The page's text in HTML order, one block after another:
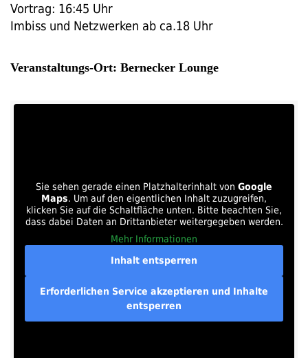
Vortrag: 16:45 Uhr
Imbiss und Netzwerken ab ca.18 Uhr
Veranstaltungs-Ort: Bernecker Lounge
Sie sehen gerade einen Platzhalterinhalt von Google
Maps. Um auf den eigentlichen Inhalt zuzugreifen,
klicken Sie auf die Schaltfläche unten. Bitte beachten Sie,
dass dabei Daten an Drittanbieter weitergegeben werden.
Mehr Informationen
Inhalt entsperren
Erforderlichen Service akzeptieren und Inhalte
entsperren